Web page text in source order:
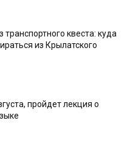
транспортного квеста: куда
из Крылатского
пройдет лекция о